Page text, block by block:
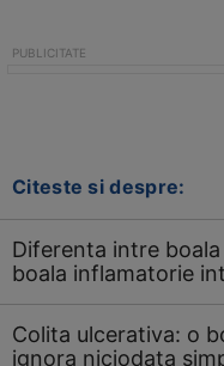
Citeste si despre:
Diferenta intre
boala inflamatorie
Colita ulcerativa: o
ignora niciodata